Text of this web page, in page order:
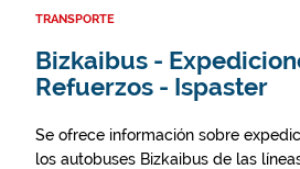
TRANSPORTE
Bizkaibus -
Refuerzos - Ispaster
Se ofrece información sobre
los autobuses Bizkaibus de las